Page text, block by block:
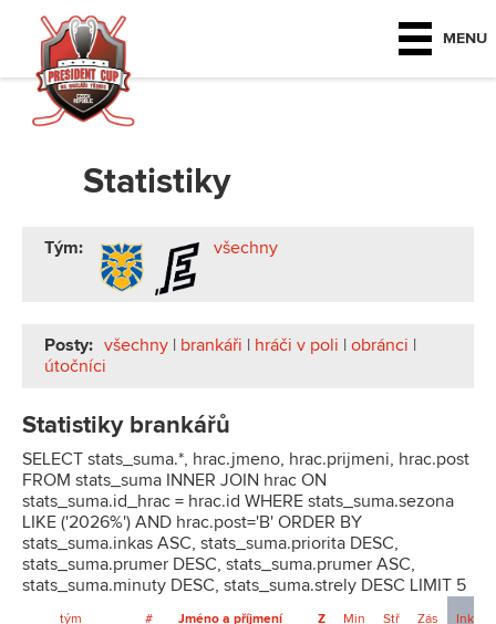
MENU
Statistiky
Tým: všechny
Posty: všechny | brankáři | hráči v poli | obránci |
útočníci
Statistiky brankářů
SELECT stats_suma.*, hrac.jmeno, hrac.prijmeni, hrac.post
FROM stats_suma INNER JOIN hrac ON
stats_suma.id_hrac = hrac.id WHERE stats_suma.sezona
LIKE ('2026%') AND hrac.post='B' ORDER BY
stats_suma.inkas ASC, stats_suma.priorita DESC,
stats_suma.prumer DESC, stats_suma.prumer ASC,
stats_suma.minuty DESC, stats_suma.strely DESC LIMIT 5
tým # Jméno a příjmení Z Min Stř Zás Ink